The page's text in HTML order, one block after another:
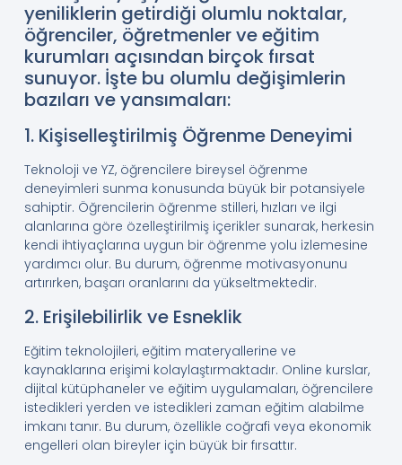
yeniliklerin getirdiği olumlu noktalar,
öğrenciler, öğretmenler ve eğitim
kurumları açısından birçok fırsat
sunuyor. İşte bu olumlu değişimlerin
bazıları ve yansımaları:
1. Kişiselleştirilmiş Öğrenme Deneyimi
Teknoloji ve YZ, öğrencilere bireysel öğrenme
deneyimleri sunma konusunda büyük bir potansiyele
sahiptir. Öğrencilerin öğrenme stilleri, hızları ve ilgi
alanlarına göre özelleştirilmiş içerikler sunarak, herkesin
kendi ihtiyaçlarına uygun bir öğrenme yolu izlemesine
yardımcı olur. Bu durum, öğrenme motivasyonunu
artırırken, başarı oranlarını da yükseltmektedir.
2. Erişilebilirlik ve Esneklik
Eğitim teknolojileri, eğitim materyallerine ve
kaynaklarına erişimi kolaylaştırmaktadır. Online kurslar,
dijital kütüphaneler ve eğitim uygulamaları, öğrencilere
istedikleri yerden ve istedikleri zaman eğitim alabilme
imkanı tanır. Bu durum, özellikle coğrafi veya ekonomik
engelleri olan bireyler için büyük bir fırsattır.